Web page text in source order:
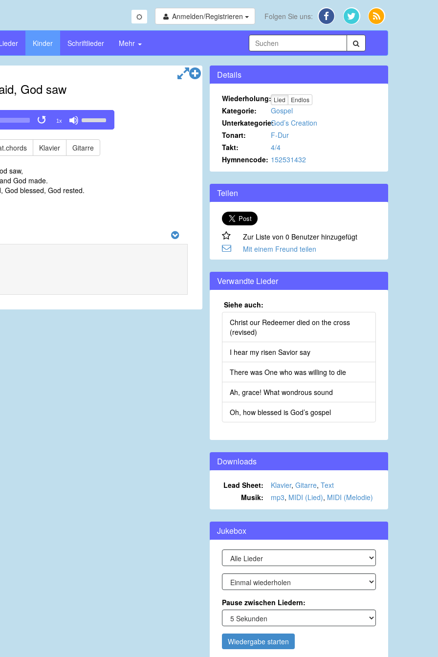
Anmelden/Registrieren Folgen Sie uns:
Kinder Schriftlieder Mehr
God saw
1x
Up/Down
to
volume.
Klavier Gitarre
saw,
God made.
God blessed, God rested.
Details
Wiederholung: Lied Endlos
Kategorie:
Gospel
Unterkategorie:God’s Creation
Tonart:
F-Dur
Takt:
4/4
Hymnencode: 152531432
Teilen
Zur Liste von 0 Benutzer hinzugefügt
Mit einem Freund teilen
Verwandte Lieder
Siehe auch:
Christ our Redeemer died on the cross
(revised)
I hear my risen Savior say
There was One who was willing to die
Ah, grace! What wondrous sound
Oh, how blessed is God’s gospel
Downloads
Lead Sheet: Klavier, Gitarre, Text
Musik:
mp3, MIDI (Lied), MIDI (Melodie)
Jukebox
Pause zwischen Liedern:
Wiedergabe starten